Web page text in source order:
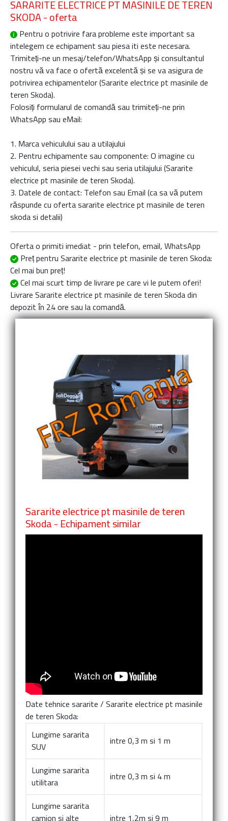
SARARITE ELECTRICE PT MASINILE DE TEREN
SKODA - oferta
Pentru o potrivire fara probleme este important sa
intelegem ce echipament sau piesa iti este necesara.
Trimiteți-ne un mesaj/telefon/WhatsApp și consultantul
nostru vă va face o ofertă excelentă și se va asigura de
potrivirea echipamentelor (Sararite electrice pt masinile de
teren Skoda).
Folosiți formularul de comandă sau trimiteți-ne prin
WhatsApp sau eMail:
1. Marca vehiculului sau a utilajului
2. Pentru echipamente sau componente: O imagine cu
vehiculul, seria piesei vechi sau seria utilajului (Sararite
electrice pt masinile de teren Skoda).
3. Datele de contact: Telefon sau Email (ca sa vă putem
răspunde cu oferta sararite electrice pt masinile de teren
skoda si detalii)
Oferta o primiti imediat - prin telefon, email, WhatsApp
Preț pentru Sararite electrice pt masinile de teren Skoda:
Cel mai bun preț!
Cel mai scurt timp de livrare pe care vi le putem oferi!
Livrare Sararite electrice pt masinile de teren Skoda din
depozit în 24 ore sau la comandă.
Sararite electrice pt masinile de teren
Skoda - Echipament similar
Date tehnice sararite / Sararite electrice pt masinile
de teren Skoda:
Lungime sararita
SUV
intre 0,3 m si 1 m
Lungime sararita
utilitara
intre 0,3 m si 4 m
Lungime sararita
camion si alte
intre 1,2m si 9 m